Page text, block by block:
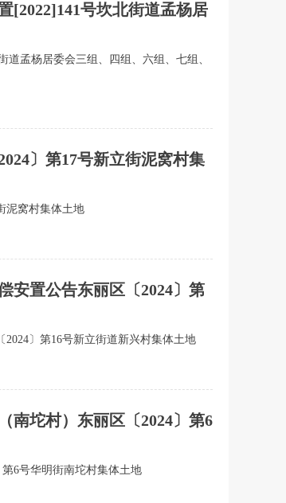
[2022]141号坎北街道孟杨居
道孟杨居委会三组、四组、六组、七组、
〕第17号新立街泥窝村集
泥窝村集体土地
安置公告东丽区〔2024〕第
〕第16号新立街道新兴村集体土地
南坨村）东丽区〔2024〕第6
6号华明街南坨村集体土地